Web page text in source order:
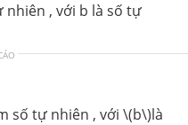
nhiên , với b là số tự
số tự nhiên , với \(b\)là